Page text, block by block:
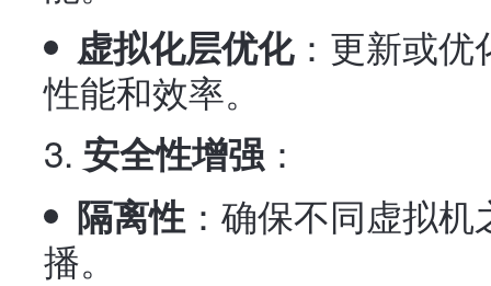
虚拟化层优化：更新或优
性能和效率。
安全性增强 ：
隔离性 ：确保不同虚拟
播。